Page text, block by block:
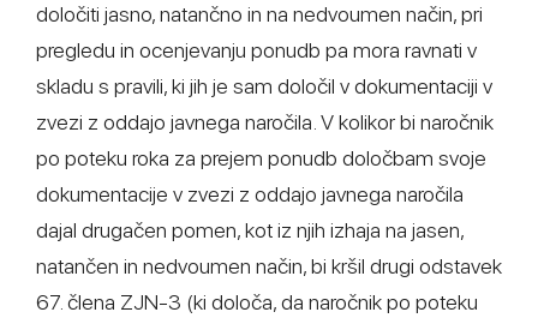
določiti jasno, natančno in na nedvoumen način, pri
pregledu in ocenjevanju ponudb pa mora ravnati v
skladu s pravili, ki jih je sam določil v dokumentaciji v
zvezi z oddajo javnega naročila. V kolikor bi naročnik
po poteku roka za prejem ponudb določbam svoje
dokumentacije v zvezi z oddajo javnega naročila
dajal drugačen pomen, kot iz njih izhaja na jasen,
natančen in nedvoumen način, bi kršil drugi odstavek
67. člena ZJN-3 (ki določa, da naročnik po poteku